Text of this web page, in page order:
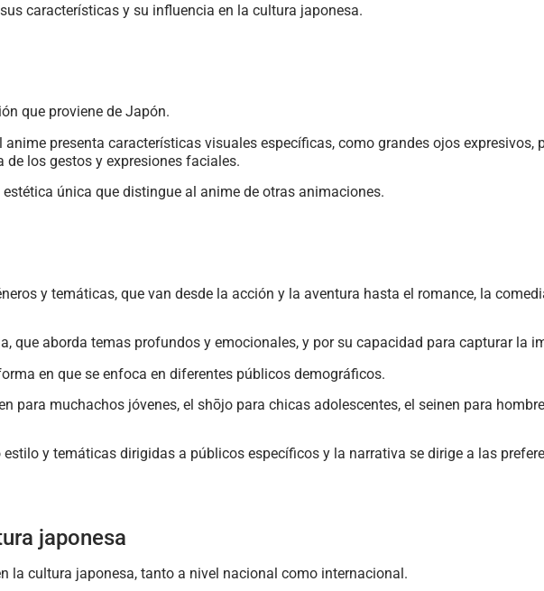
características y su influencia en la cultura japonesa.
que proviene de Japón.
presenta características visuales específicas, como grandes ojos expresivos,
los gestos y expresiones faciales.
única que distingue al anime de otras animaciones.
y temáticas, que van desde la acción y la aventura hasta el romance, la
que aborda temas profundos y emocionales, y por su capacidad para capturar la
en que se enfoca en diferentes públicos demográficos.
para muchachos jóvenes, el shōjo para chicas adolescentes, el seinen para
y temáticas dirigidas a públicos específicos y la narrativa se dirige a las
japonesa
la cultura japonesa, tanto a nivel nacional como internacional.